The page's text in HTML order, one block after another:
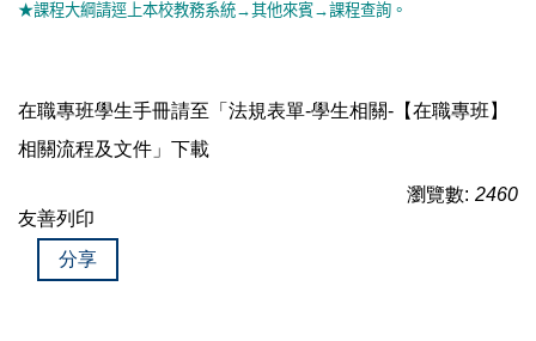
★課程大綱請逕上本校教務系統→其他來賓→課程查詢。
在職專班學生手冊請至「法規表單-學生相關-【在職專班】
相關流程及文件」下載
瀏覽數: 2460
友善列印
分享